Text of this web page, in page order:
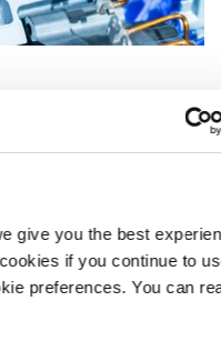
give you the best
if you continue to
preferences. You can
odstranil staré zařízení
Tento rozsáhlý projekt
mechanické a